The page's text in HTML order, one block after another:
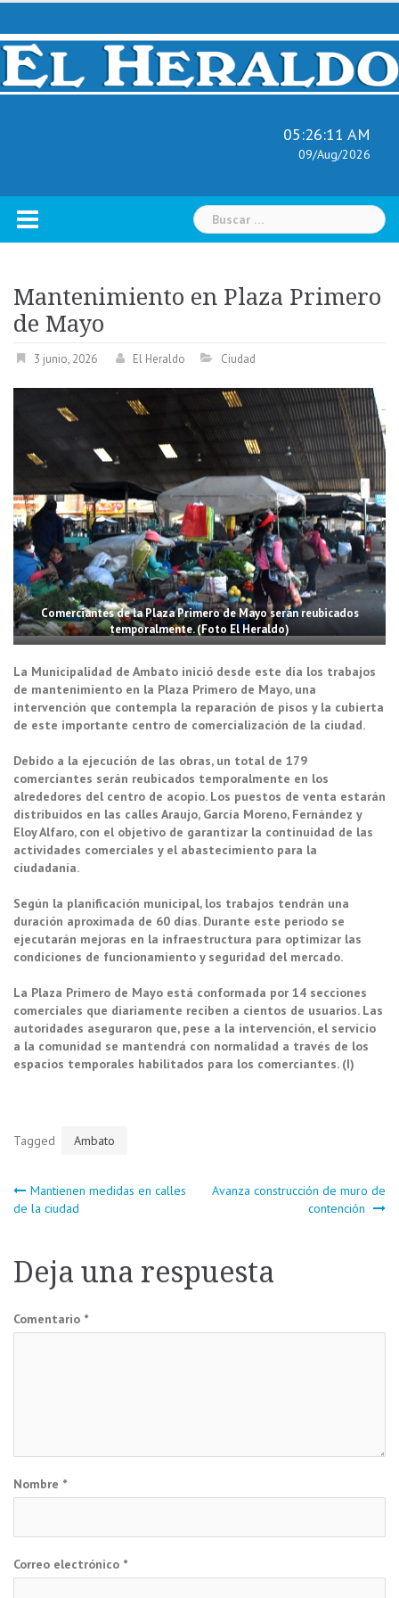
Skip
content
05:26:12 AM
09/Aug/2026
Buscar:
Mantenimiento en Plaza Primero
de Mayo
3 junio, 2026 El Heraldo Ciudad
Comerciantes de la Plaza Primero de Mayo serán reubicados
temporalmente. (Foto El Heraldo)
La Municipalidad de Ambato inició desde este día los trabajos
de mantenimiento en la Plaza Primero de Mayo, una
intervención que contempla la reparación de pisos y la cubierta
de este importante centro de comercialización de la ciudad.
Debido a la ejecución de las obras, un total de 179
comerciantes serán reubicados temporalmente en los
alrededores del centro de acopio. Los puestos de venta estarán
distribuidos en las calles Araujo, García Moreno, Fernández y
Eloy Alfaro, con el objetivo de garantizar la continuidad de las
actividades comerciales y el abastecimiento para la
ciudadanía.
Según la planificación municipal, los trabajos tendrán una
duración aproximada de 60 días. Durante este período se
ejecutarán mejoras en la infraestructura para optimizar las
condiciones de funcionamiento y seguridad del mercado.
La Plaza Primero de Mayo está conformada por 14 secciones
comerciales que diariamente reciben a cientos de usuarios. Las
autoridades aseguraron que, pese a la intervención, el servicio
a la comunidad se mantendrá con normalidad a través de los
espacios temporales habilitados para los comerciantes. (I)
Tagged Ambato
Navegación
entradas
Mantienen medidas en calles
de la ciudad
Avanza construcción de muro de
contención
Deja una respuesta
Comentario *
Nombre *
Correo electrónico *